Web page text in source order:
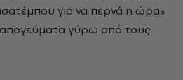
για να περνά η ώρα»
γύρω από τους